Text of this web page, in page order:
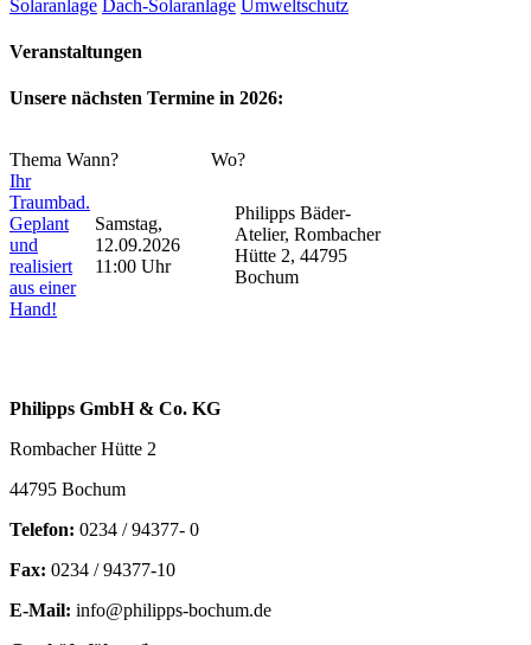
Solaranlage Dach-Solaranlage Umweltschutz
Veranstaltungen
Unsere nächsten Termine in 2026:
Thema Wann?
Wo?
Ihr
Traumbad.
Geplant
und
realisiert
aus einer
Hand!
Samstag,
12.09.2026
11:00 Uhr
Philipps Bäder-
Atelier, Rombacher
Hütte 2, 44795
Bochum
Philipps GmbH & Co. KG
Rombacher Hütte 2
44795 Bochum
Telefon: 0234 / 94377- 0
Fax: 0234 / 94377-10
E-Mail: info@philipps-bochum.de